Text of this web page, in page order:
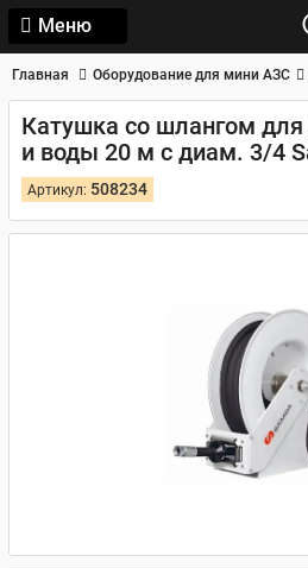
Меню
Главная Оборудование для мини АЗС
Катушка со шлангом
и воды 20 м с диам. 3/4
Артикул: 508234